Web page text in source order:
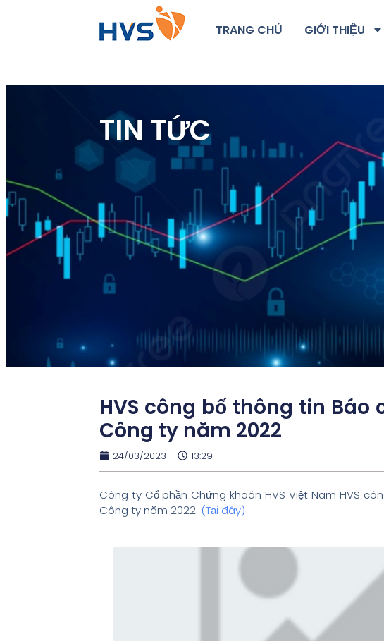
TRANG CHỦ GIỚI THIỆU
TIN TỨC
HVS công bố thông tin
Công ty năm 2022
24/03/2023 13:29
Công ty Cổ phần Chứng khoán HVS Việt Nam HVS
Công ty năm 2022. (Tại đây)